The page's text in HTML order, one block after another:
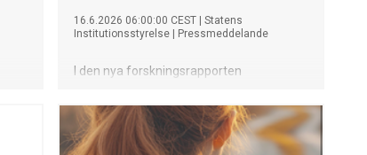
16.6.2026 06:00:00 CEST
Statens
Institutionsstyrelse
Pressmeddelande
I den nya forskningsrapporten
redogör forskarna Martin Hugo och
Jörgen Frostlund, för hur utbildningen
inom skolan på SiS organiseras och